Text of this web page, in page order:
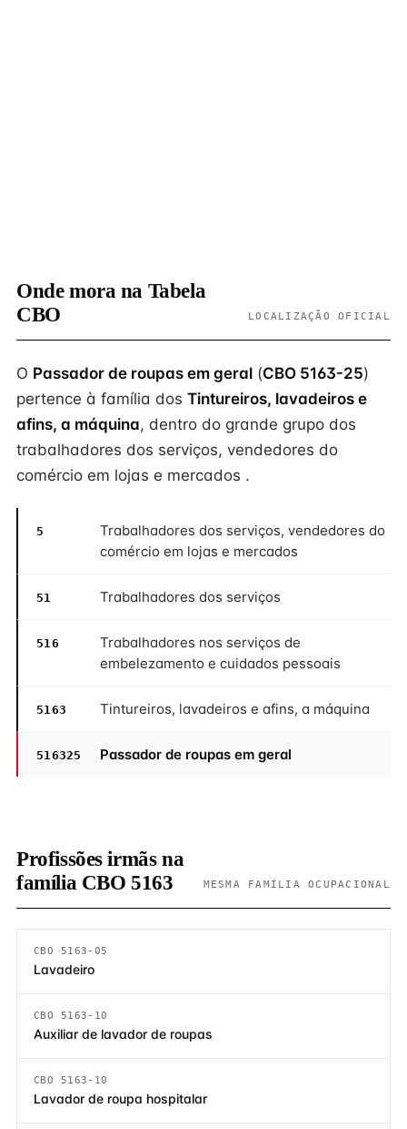
Onde mora na Tabela
CBO
LOCALIZAÇÃO OFICIAL
O Passador de roupas em geral (CBO 5163-25)
pertence à família dos Tintureiros, lavadeiros e
afins, a máquina, dentro do grande grupo dos
trabalhadores dos serviços, vendedores do
comércio em lojas e mercados .
5
Trabalhadores dos serviços, vendedores do
comércio em lojas e mercados
51 Trabalhadores dos serviços
516
Trabalhadores nos serviços de
embelezamento e cuidados pessoais
5163 Tintureiros, lavadeiros e afins, a máquina
516325 Passador de roupas em geral
Profissões irmãs na
família CBO 5163
MESMA FAMÍLIA OCUPACIONAL
CBO 5163-05
Lavadeiro
CBO 5163-10
Auxiliar de lavador de roupas
CBO 5163-10
Lavador de roupa hospitalar